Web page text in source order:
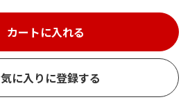
カートに入れる
に入りに登録する